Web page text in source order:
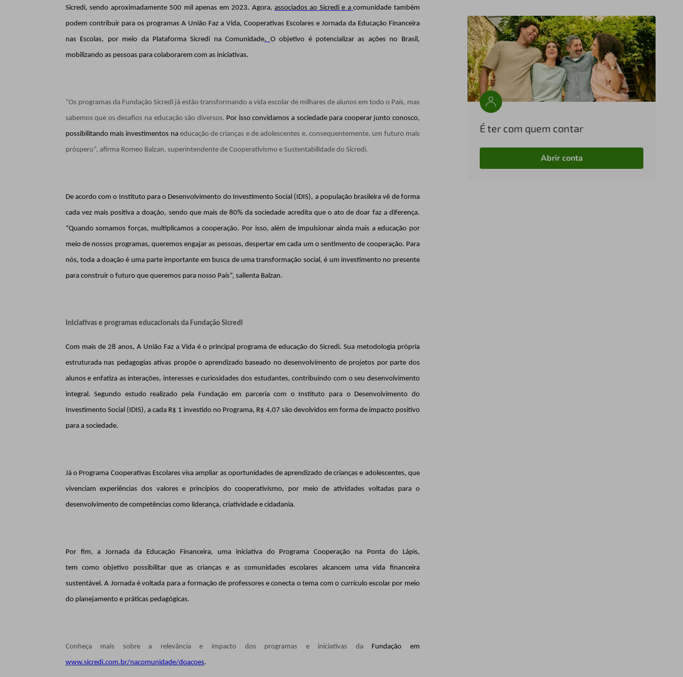
Sicredi, sendo aproximadamente 500 mil apenas em 2023. Agora, associados ao Sicredi e acomunidade também
podem contribuir para os programas A União Faz a Vida, Cooperativas Escolares e Jornada da Educação Financeira
nas Escolas, por meio da Plataforma Sicredi na Comunidade. O objetivo é potencializar as ações no Brasil,
mobilizando as pessoas para colaborarem com as iniciativas.
“Os programas da Fundação Sicredi já estão transformando a vida escolar de milhares de alunos em todo o País, mas
sabemos que os desafios na educação são diversos. Por isso convidamos a sociedade para cooperar junto conosco,
possibilitando mais investimentos na educação de crianças e de adolescentes e, consequentemente, um futuro mais
próspero”, afirma Romeo Balzan, superintendente de Cooperativismo e Sustentabilidade do Sicredi.
De acordo com o Instituto para o Desenvolvimento do Investimento Social (IDIS), a população brasileira vê de forma
cada vez mais positiva a doação, sendo que mais de 80% da sociedade acredita que o ato de doar faz a diferença.
“Quando somamos forças, multiplicamos a cooperação. Por isso, além de impulsionar ainda mais a educação por
meio de nossos programas, queremos engajar as pessoas, despertar em cada um o sentimento de cooperação. Para
nós, toda a doação é uma parte importante em busca de uma transformação social, é um investimento no presente
para construir o futuro que queremos para nosso País”, salienta Balzan.
Iniciativas e programas educacionais da Fundação Sicredi
Com mais de 28 anos, A União Faz a Vida é o principal programa de educação do Sicredi. Sua metodologia própria
estruturada nas pedagogias ativas propõe o aprendizado baseado no desenvolvimento de projetos por parte dos
alunos e enfatiza as interações, interesses e curiosidades dos estudantes, contribuindo com o seu desenvolvimento
integral. Segundo estudo realizado pela Fundação em parceria com o Instituto para o Desenvolvimento do
Investimento Social (IDIS), a cada R$ 1 investido no Programa, R$ 4,07 são devolvidos em forma de impacto positivo
para a sociedade.
Já o Programa Cooperativas Escolares visa ampliar as oportunidades de aprendizado de crianças e adolescentes, que
vivenciam experiências dos valores e princípios do cooperativismo, por meio de atividades voltadas para o
desenvolvimento de competências como liderança, criatividade e cidadania.
Por fim, a Jornada da Educação Financeira, uma iniciativa do Programa Cooperação na Ponta do Lápis,
tem como objetivo possibilitar que as crianças e as comunidades escolares alcancem uma vida financeira
sustentável. A Jornada é voltada para a formação de professores e conecta o tema com o currículo escolar por meio
do planejamento e práticas pedagógicas.
Conheça mais sobre a relevância e impacto dos programas e iniciativas da Fundação em
www.sicredi.com.br/nacomunidade/doacoes.
É ter com quem contar
Abrir conta